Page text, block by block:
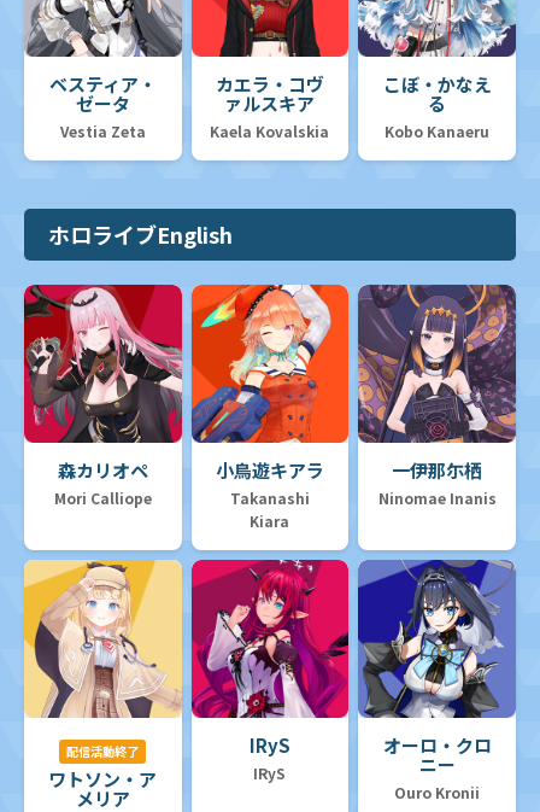
ベスティア・
ゼータ
Vestia Zeta
カエラ・コヴ
ァルスキア
Kaela Kovalskia
こぼ・かなえ
る
Kobo Kanaeru
ホロライブEnglish
森カリオペ
Mori Calliope
小鳥遊キアラ
Takanashi
Kiara
一伊那尓栖
Ninomae Inanis
配信活動終了
ワトソン・ア
メリア
IRyS
IRyS
オーロ・クロ
ニー
Ouro Kronii